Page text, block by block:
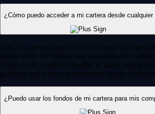
¿Cómo puedo acceder a mi cartera desde cualquier
Con las carteras para el móvil es muy fácil
donde estés. Al instalar una aplicación de
Crypto.com, puedes consultar tu saldo, seguir
gestionar tus activos directamente desde el
¿Puedo usar los fondos de mi cartera para mis